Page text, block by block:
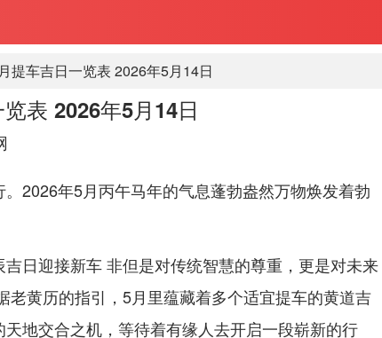
提车吉日一览表 2026年5月14日
表 2026年5月14日
2026年5月丙午马年的气息蓬勃盎然万物焕发着勃
日迎接新车 非但是对传统智慧的尊重，更是对未来
老黄历的指引，5月里蕴藏着多个适宜提车的黄道吉
地交合之机，等待着有缘人去开启一段崭新的行